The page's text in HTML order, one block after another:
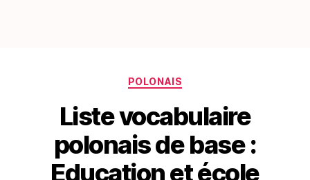
Catégories
POLONAIS
Liste vocabulaire
polonais de base :
Education et école